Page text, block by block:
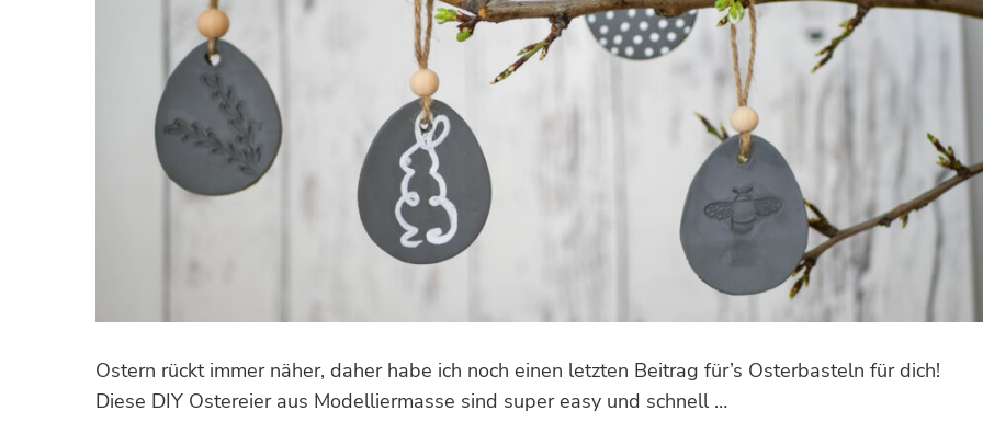
Ostern rückt immer näher, daher habe ich noch einen letzten Beitrag für’s Osterbasteln für dich!
Diese DIY Ostereier aus Modelliermasse sind super easy und schnell …